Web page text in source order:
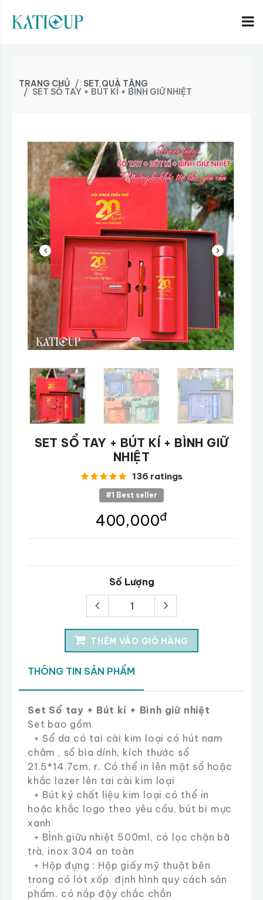
TRANG CHỦ SET QUÀ TẶNG
SET SỔ TAY + BÚT KÍ + BÌNH GIỮ NHIỆT
SET SỔ TAY + BÚT KÍ + BÌNH GIỮ
NHIỆT
136 ratings
#1 Best seller
400,000đ
Số Lượng
THÊM VÀO GIỎ HÀNG
THÔNG TIN SẢN PHẨM
Set Sổ tay + Bút kí + Bình giữ nhiệt
Set bao gồm
+ Sổ da có tai cài kim loại có hút nam
châm , sổ bìa dính, kích thước sổ
21.5*14.7cm, r. Có thể in lên mặt sổ hoặc
khắc lazer lên tai cài kim loại
+ Bút ký chất liệu kim loại có thể in
hoặc khắc logo theo yêu cầu, bút bi mực
xanh
+ BÌnh giữu nhiệt 500ml, có lọc chặn bã
trà, inox 304 an toàn
+ Hộp đựng : Hộp giấy mỹ thuật bên
trong có lót xốp định hình quy cách sản
phẩm, có nắp đậy chắc chắn